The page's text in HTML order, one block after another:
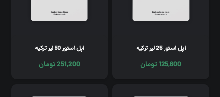
اپل استور 25 لیر ترکیه
125,600تومان
اپل استور 50 لیر ترکیه
251,200تومان